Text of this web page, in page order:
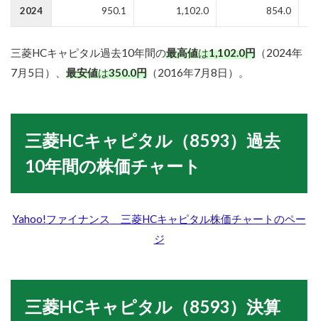
2024 950.1 1,102.0 854.0
三菱HCキャピタル過去10年間の最高値は1,102.0円 （2024年
7月5日）、 最安値は350.0円 （2016年7月8日）。
三菱HCキャピタル （8593） 過去
10年間の株価チャート
Yahoo!ファイナンス 三菱HCキャピタル株価チャートのペー
ジ
三菱HCキャピタル （8593）決算